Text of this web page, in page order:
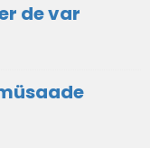
de var